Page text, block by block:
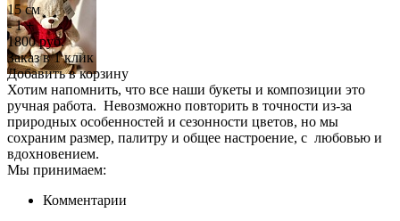
15 см
- 1 +
1800руб.
Заказ в 1 клик
Добавить в корзину
Хотим напомнить, что все наши букеты и композиции это
ручная работа. Невозможно повторить в точности из-за
природных особенностей и сезонности цветов, но мы
сохраним размер, палитру и общее настроение, с любовью и
вдохновением.
Мы принимаем:
Комментарии